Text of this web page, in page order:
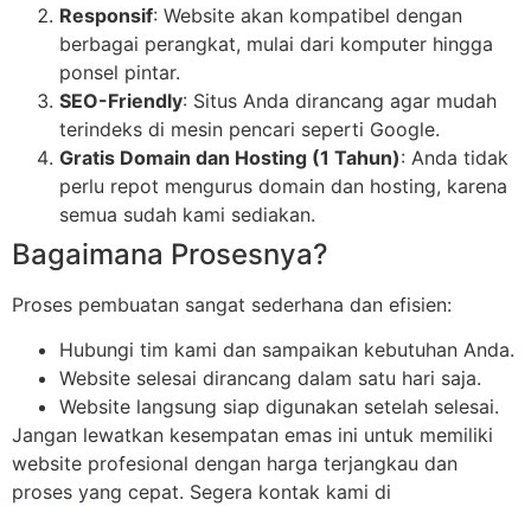
Responsif: Website akan kompatibel dengan
berbagai perangkat, mulai dari komputer hingga
ponsel pintar.
SEO-Friendly: Situs Anda dirancang agar mudah
terindeks di mesin pencari seperti Google.
Gratis Domain dan Hosting (1 Tahun): Anda tidak
perlu repot mengurus domain dan hosting, karena
semua sudah kami sediakan.
Bagaimana Prosesnya?
Proses pembuatan sangat sederhana dan efisien:
Hubungi tim kami dan sampaikan kebutuhan Anda.
Website selesai dirancang dalam satu hari saja.
Website langsung siap digunakan setelah selesai.
Jangan lewatkan kesempatan emas ini untuk memiliki
website profesional dengan harga terjangkau dan
proses yang cepat. Segera kontak kami di